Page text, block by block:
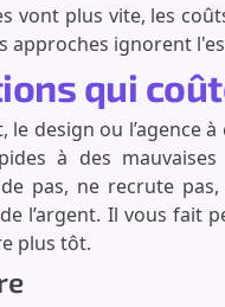
vont plus vite, les
approches ignorent
qui
design ou l’agence à
à des
pas, ne recrute
l’argent. Il vous fait
plus tôt.